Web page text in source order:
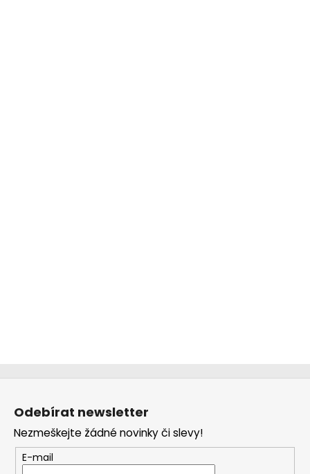
Z
Odebírat newsletter
Nezmeškejte žádné novinky či slevy!
E-mail